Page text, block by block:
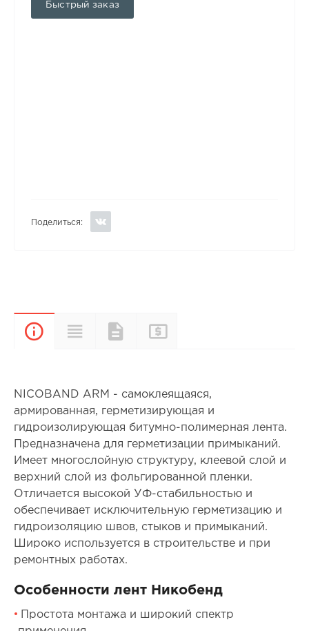
Быстрый заказ
Поделиться:
ОписаниеХарактеристики
Документы
NICOBAND ARM - самоклеящаяся,
армированная, герметизирующая и
гидроизолирующая битумно-полимерная лента.
Предназначена для герметизации примыканий.
Имеет многослойную структуру, клеевой слой и
верхний слой из фольгированной пленки.
Отличается высокой УФ-стабильностью и
обеспечивает исключительную герметизацию и
гидроизоляцию швов, стыков и примыканий.
Широко используется в строительстве и при
ремонтных работах.
Особенности лент Никобенд
Простота монтажа и широкий спектр